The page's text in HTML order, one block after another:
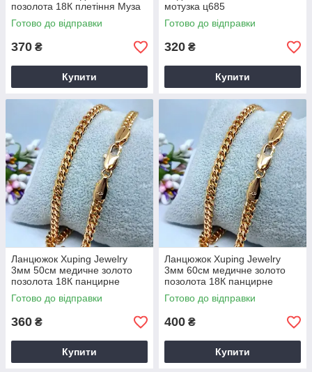
позолота 18К плетіння Муза
ц583
Готово до відправки
370 ₴
Купити
мотузка ц685
Готово до відправки
320 ₴
Купити
Ланцюжок Xuping Jewelry
3мм 50см медичне золото
позолота 18К панцирне
плетення ц796
Готово до відправки
360 ₴
Купити
Ланцюжок Xuping Jewelry
3мм 60см медичне золото
позолота 18К панцирне
плетення ц797
Готово до відправки
400 ₴
Купити